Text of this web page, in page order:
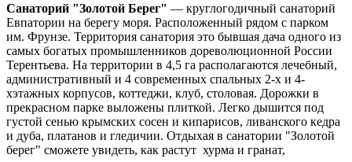
Санаторий "Золотой Берег" — круглогодичный санаторий
Евпатории на берегу моря. Расположенный рядом с парком
им. Фрунзе. Территория санатория это бывшая дача одного из
самых богатых промышленников дореволюционной России
Терентьева. На территории в 4,5 га располагаются лечебный,
административный и 4 современных спальных 2-х и 4-
хэтажных корпусов, коттеджи, клуб, столовая. Дорожки в
прекрасном парке выложены плиткой. Легко дышится под
густой сенью крымских сосен и кипарисов, ливанского кедра
и дуба, платанов и гледичии. Отдыхая в санатории "Золотой
берег" сможете увидеть, как растут хурма и гранат,